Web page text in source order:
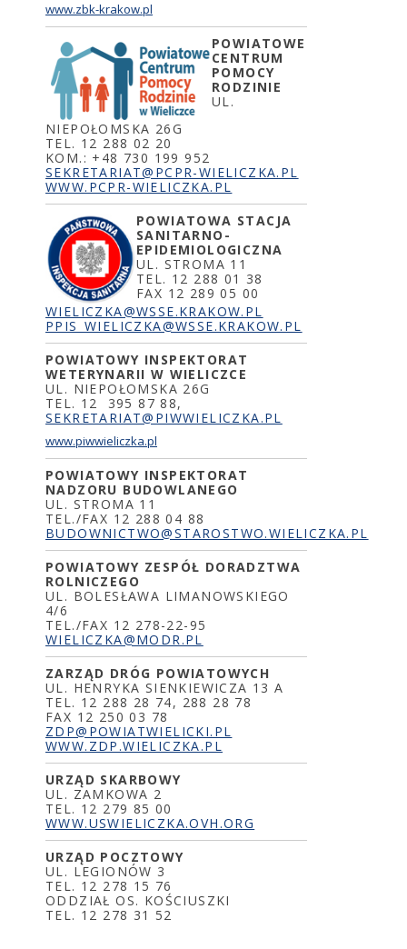
www.zbk-krakow.pl
POWIATOWE
CENTRUM
POMOCY
RODZINIE
UL.
NIEPOŁOMSKA 26G
TEL. 12 288 02 20
KOM.: +48 730 199 952
SEKRETARIAT@PCPR-WIELICZKA.PL
WWW.PCPR-WIELICZKA.PL
POWIATOWA STACJA
SANITARNO-
EPIDEMIOLOGICZNA
UL. STROMA 11
TEL. 12 288 01 38
FAX 12 289 05 00
WIELICZKA@WSSE.KRAKOW.PL
PPIS_WIELICZKA@WSSE.KRAKOW.PL
POWIATOWY INSPEKTORAT
WETERYNARII W WIELICZCE
UL. NIEPOŁOMSKA 26G
TEL. 12 395 87 88,
SEKRETARIAT@PIWWIELICZKA.PL
www.piwwieliczka.pl
POWIATOWY INSPEKTORAT
NADZORU BUDOWLANEGO
UL. STROMA 11
TEL./FAX 12 288 04 88
BUDOWNICTWO@STAROSTWO.WIELICZKA.PL
POWIATOWY ZESPÓŁ DORADZTWA
ROLNICZEGO
UL. BOLESŁAWA LIMANOWSKIEGO
4/6
TEL./FAX 12 278-22-95
WIELICZKA@MODR.PL
ZARZĄD DRÓG POWIATOWYCH
UL. HENRYKA SIENKIEWICZA 13 A
TEL. 12 288 28 74, 288 28 78
FAX 12 250 03 78
ZDP@POWIATWIELICKI.PL
WWW.ZDP.WIELICZKA.PL
URZĄD SKARBOWY
UL. ZAMKOWA 2
TEL. 12 279 85 00
WWW.USWIELICZKA.OVH.ORG
URZĄD POCZTOWY
UL. LEGIONÓW 3
TEL. 12 278 15 76
ODDZIAŁ OS. KOŚCIUSZKI
TEL. 12 278 31 52